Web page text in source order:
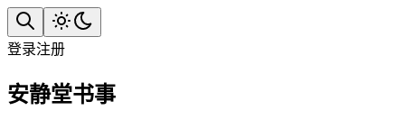
登录注册
安静堂书事